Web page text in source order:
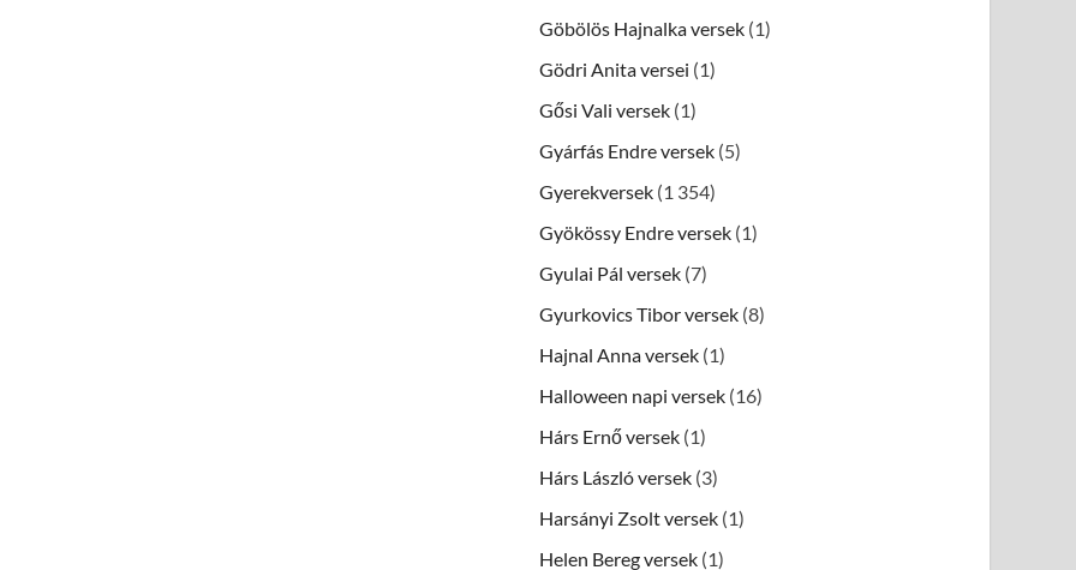
Göbölös Hajnalka versek (1)
Gödri Anita versei (1)
Gősi Vali versek (1)
Gyárfás Endre versek (5)
Gyerekversek (1 354)
Gyökössy Endre versek (1)
Gyulai Pál versek (7)
Gyurkovics Tibor versek (8)
Hajnal Anna versek (1)
Halloween napi versek (16)
Hárs Ernő versek (1)
Hárs László versek (3)
Harsányi Zsolt versek (1)
Helen Bereg versek (1)